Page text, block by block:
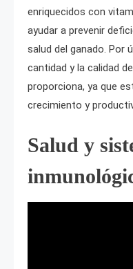
enriquecidos con
ayudar a prevenir
salud del ganado. Por
cantidad y la calidad
proporciona, ya que
crecimiento y
Salud y